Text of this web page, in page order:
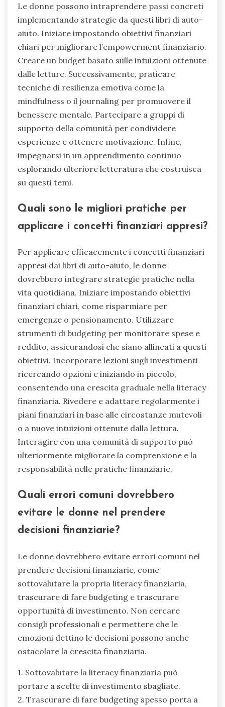
Le donne possono intraprendere passi concreti
implementando strategie da questi libri di auto-
aiuto. Iniziare impostando obiettivi finanziari
chiari per migliorare l’empowerment finanziario.
Creare un budget basato sulle intuizioni ottenute
dalle letture. Successivamente, praticare
tecniche di resilienza emotiva come la
mindfulness o il journaling per promuovere il
benessere mentale. Partecipare a gruppi di
supporto della comunità per condividere
esperienze e ottenere motivazione. Infine,
impegnarsi in un apprendimento continuo
esplorando ulteriore letteratura che costruisca
su questi temi.
Quali sono le migliori pratiche per
applicare i concetti finanziari appresi?
Per applicare efficacemente i concetti finanziari
appresi dai libri di auto-aiuto, le donne
dovrebbero integrare strategie pratiche nella
vita quotidiana. Iniziare impostando obiettivi
finanziari chiari, come risparmiare per
emergenze o pensionamento. Utilizzare
strumenti di budgeting per monitorare spese e
reddito, assicurandosi che siano allineati a questi
obiettivi. Incorporare lezioni sugli investimenti
ricercando opzioni e iniziando in piccolo,
consentendo una crescita graduale nella literacy
finanziaria. Rivedere e adattare regolarmente i
piani finanziari in base alle circostanze mutevoli
o a nuove intuizioni ottenute dalla lettura.
Interagire con una comunità di supporto può
ulteriormente migliorare la comprensione e la
responsabilità nelle pratiche finanziarie.
Quali errori comuni dovrebbero
evitare le donne nel prendere
decisioni finanziarie?
Le donne dovrebbero evitare errori comuni nel
prendere decisioni finanziarie, come
sottovalutare la propria literacy finanziaria,
trascurare di fare budgeting e trascurare
opportunità di investimento. Non cercare
consigli professionali e permettere che le
emozioni dettino le decisioni possono anche
ostacolare la crescita finanziaria.
1. Sottovalutare la literacy finanziaria può
portare a scelte di investimento sbagliate.
2. Trascurare di fare budgeting spesso porta a